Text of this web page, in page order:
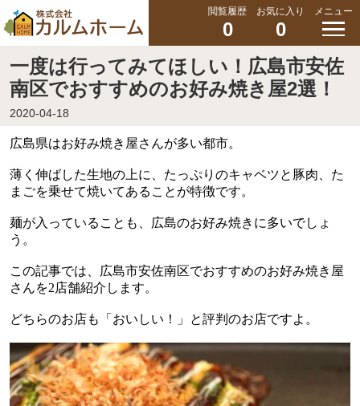
閲覧履歴
0
お気に入り
0
メニュー
一度は行ってみてほしい！広島市安佐
南区でおすすめのお好み焼き屋2選！
2020-04-18
広島県はお好み焼き屋さんが多い都市。
薄く伸ばした生地の上に、たっぷりのキャベツと豚肉、た
まごを乗せて焼いてあることが特徴です。
麺が入っていることも、広島のお好み焼きに多いでしょ
う。
この記事では、
広島市安佐南区でおすすめのお好み焼き屋
さんを2店舗紹介します。
どちらのお店も「おいしい！」と評判のお店ですよ。